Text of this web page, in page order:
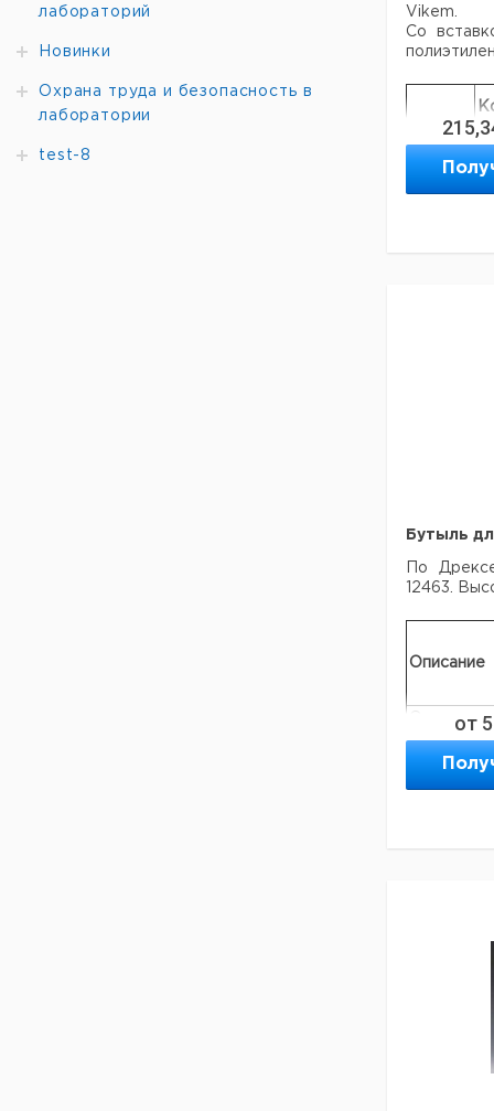
лабораторий
Новинки
Охрана труда и безопасность в
лаборатории
test-8
Vikem.
Со
Бутыль
По
12463.
Описание
Основание
к бутылке
очистки
от